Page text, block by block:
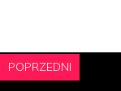
POPRZEDNI